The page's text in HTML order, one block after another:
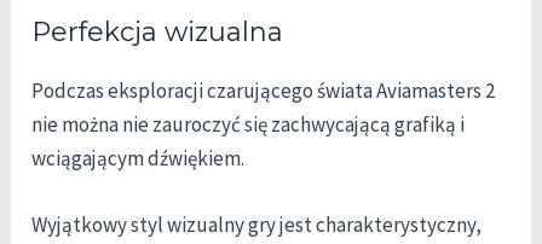
Perfekcja wizualna
Podczas eksploracji czarującego świata Aviamasters 2
nie można nie zauroczyć się zachwycającą grafiką i
wciągającym dźwiękiem.
Wyjątkowy styl wizualny gry jest charakterystyczny,